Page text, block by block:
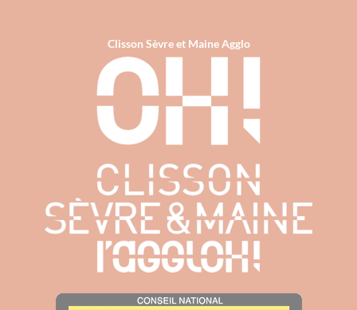
Clisson Sèvre et Maine Agglo